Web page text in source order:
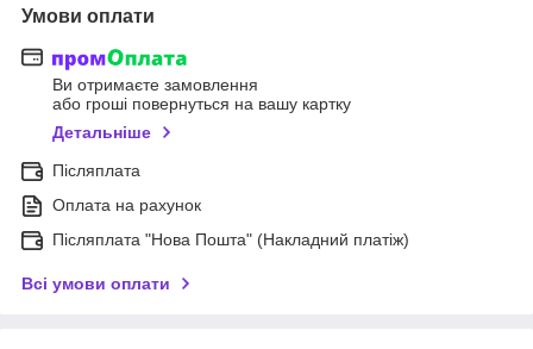
Умови оплати
Ви отримаєте замовлення
або гроші повернуться на вашу картку
Детальніше
Післяплата
Оплата на рахунок
Післяплата "Нова Пошта" (Накладний платіж)
Всі умови оплати